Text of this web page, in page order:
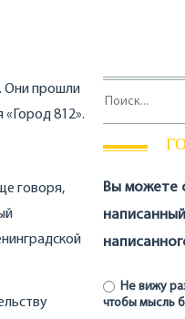
Они прошли
«Город 812».
говоря,
Вы можете
Не вижу
чтобы мысль